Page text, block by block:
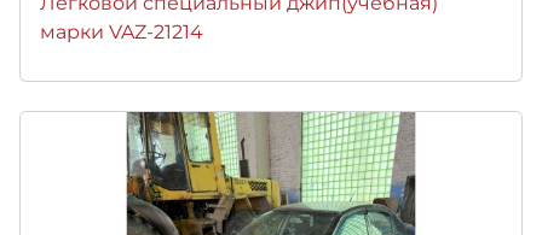
марки VAZ-21214